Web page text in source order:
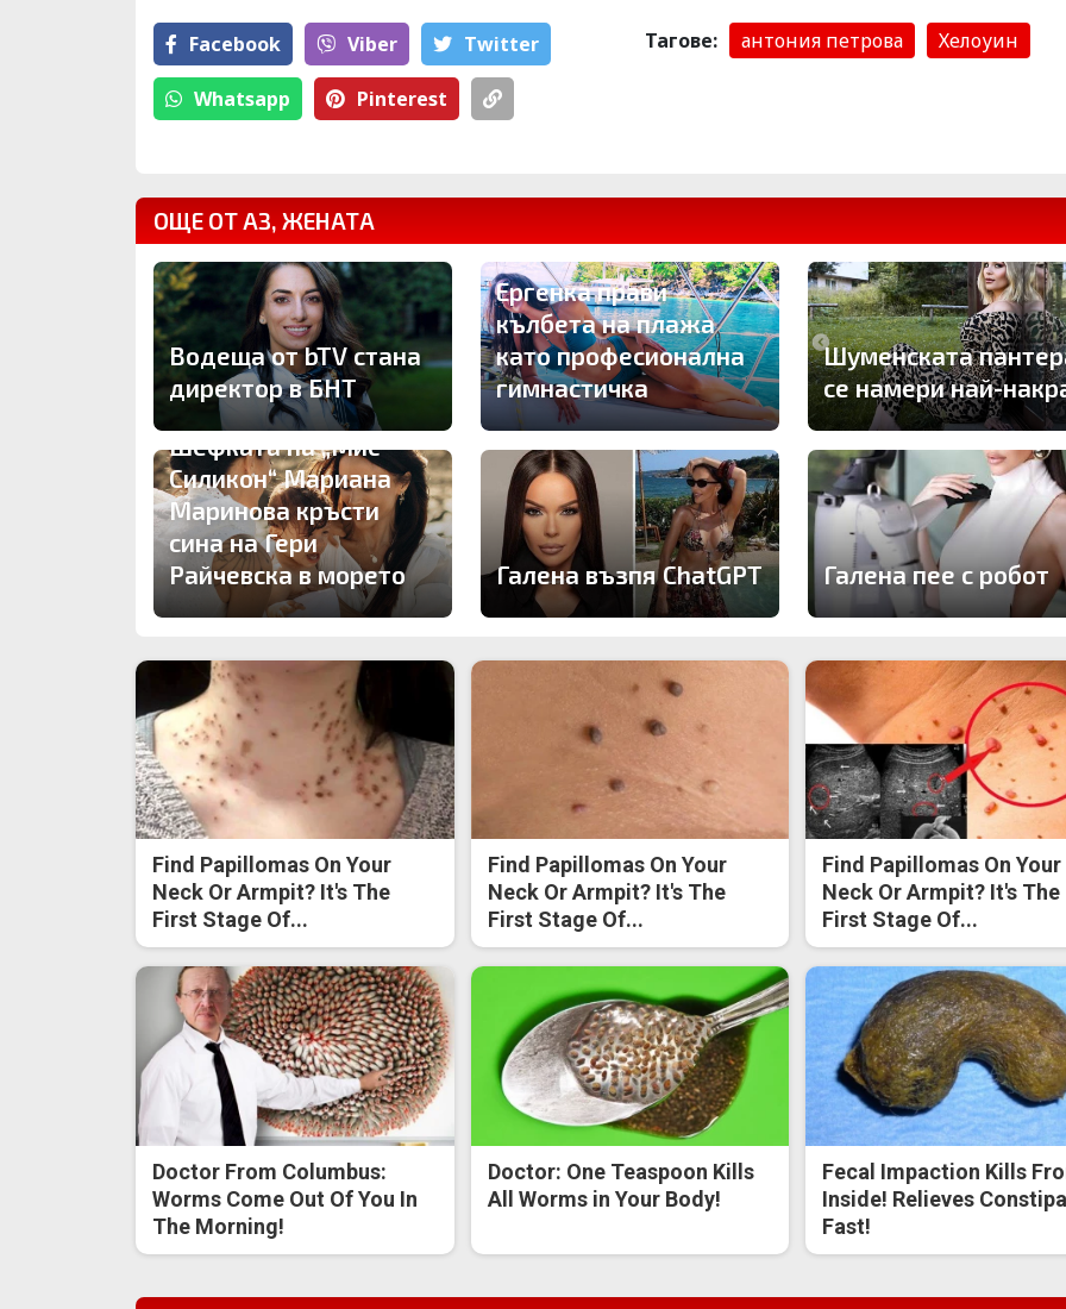
Facebook Viber Тwitter
Whatsapp Pinterest
Тагове: антония петрова Хелоуин
ОЩЕ ОТ АЗ, ЖЕНАТА
Водеща от bTV стана
директор в БНТ
Ергенка прави
кълбета на плажа
като професионална
гимнастичка
Шуменската
се намери най-
Шефката на „Мис
Силикон“ Мариана
Маринова кръсти
сина на Гери
Райчевска в морето
Галена възпя ChatGPT Галена пее с робот
Find Papillomas On Your
Neck Or Armpit? It's The
First Stage Of...
Find Papillomas On Your
Neck Or Armpit? It's The
First Stage Of...
Find Papillomas On Your
Neck Or Armpit? It's The
First Stage Of...
Doctor From Columbus:
Worms Come Out Of You In
The Morning!
Doctor: One Teaspoon Kills
All Worms in Your Body!
Fecal Impaction Kills
Inside! Relieves
Fast!